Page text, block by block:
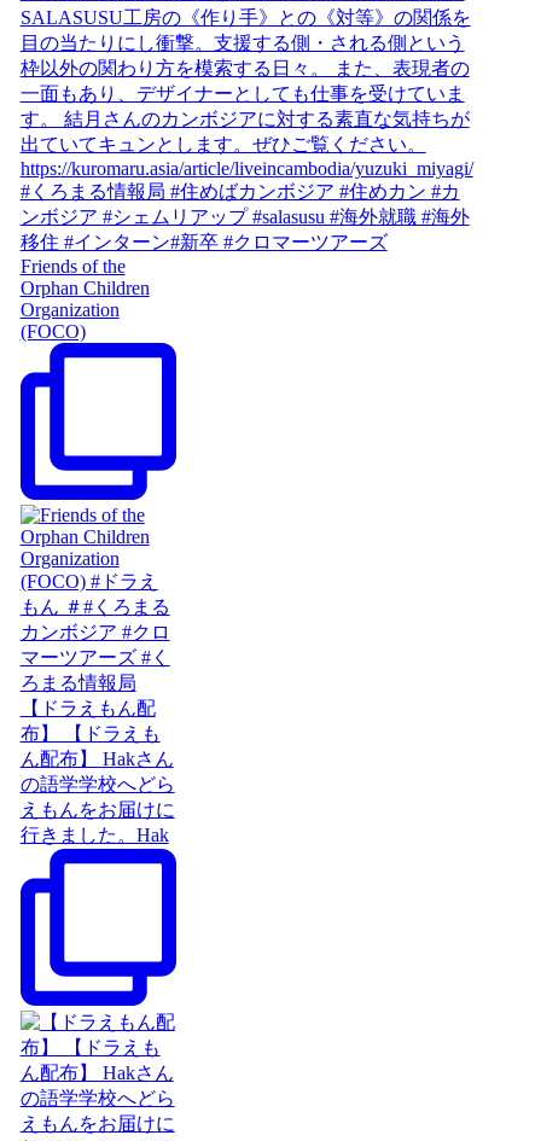
Friends of the
Orphan Children
Organization
(FOCO)
【ドラえもん配
布】 【ドラえも
ん配布】 Hakさん
の語学学校へどら
えもんをお届けに
行きました。Hak